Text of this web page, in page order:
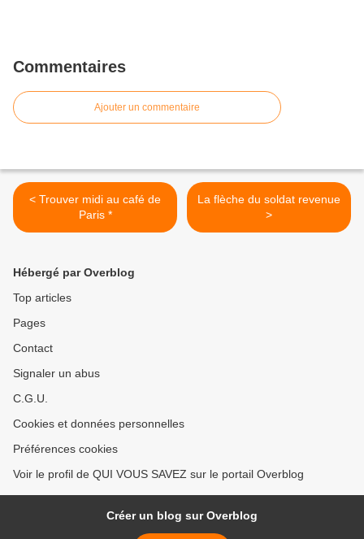
Commentaires
Ajouter un commentaire
< Trouver midi au café de
Paris *
La flèche du soldat revenue
>
Hébergé par Overblog
Top articles
Pages
Contact
Signaler un abus
C.G.U.
Cookies et données personnelles
Préférences cookies
Voir le profil de QUI VOUS SAVEZ sur le portail Overblog
Créer un blog sur Overblog